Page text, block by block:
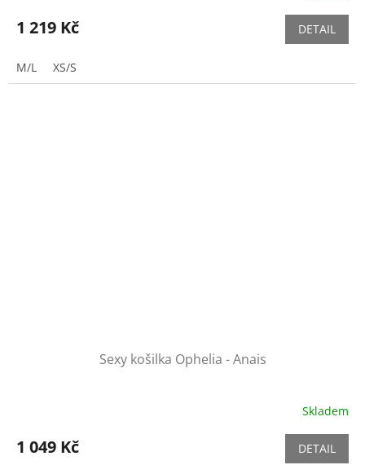
1 219 Kč DETAIL
M/L XS/S
Sexy košilka Ophelia - Anais
Skladem
1 049 Kč DETAIL